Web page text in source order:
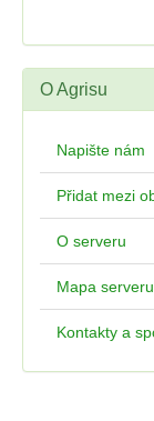
O Agrisu
Napište nám
Přidat mezi
O serveru
Mapa serveru
Kontakty a